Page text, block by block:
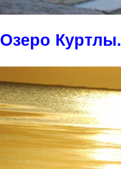
Озеро Куртлы.